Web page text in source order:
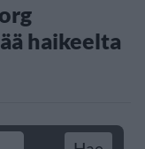
haikeelta